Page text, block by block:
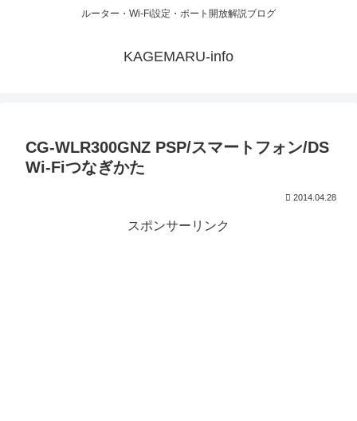
ルーター・Wi-Fi設定・ポート開放解説ブログ
KAGEMARU-info
CG-WLR300GNZ PSP/スマートフォン/DS
Wi-Fiつなぎかた
2014.04.28
スポンサーリンク